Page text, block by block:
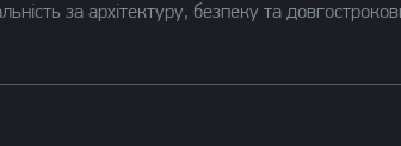
за архітектуру, безпеку та